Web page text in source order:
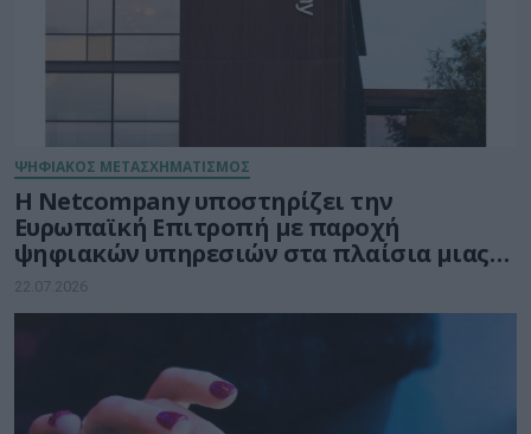
ΨΗΦΙΑΚΟΣ ΜΕΤΑΣΧΗΜΑΤΙΣΜΟΣ
Η Netcompany υποστηρίζει την
Ευρωπαϊκή Επιτροπή με παροχή
ψηφιακών υπηρεσιών στα πλαίσια μιας
μακρόχρονης και σταθερής συνεργασίας
22.07.2026